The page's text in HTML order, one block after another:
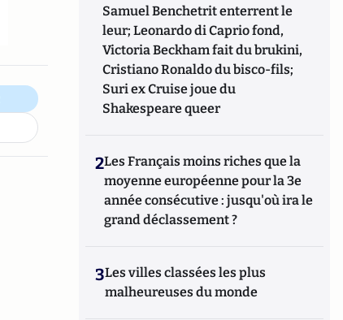
Samuel Benchetrit enterrent le
leur; Leonardo di Caprio fond,
Victoria Beckham fait du brukini,
Cristiano Ronaldo du bisco-fils;
Suri ex Cruise joue du
Shakespeare queer
2Les Français moins riches que la
moyenne européenne pour la 3e
année consécutive : jusqu'où ira le
grand déclassement ?
3Les villes classées les plus
malheureuses du monde